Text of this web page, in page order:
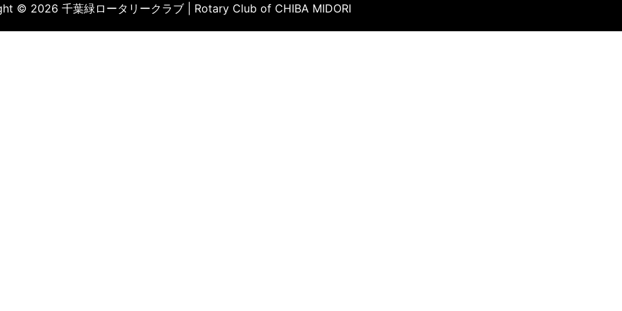
© 2026 千葉緑ロータリークラブ | Rotary Club of CHIBA MIDORI